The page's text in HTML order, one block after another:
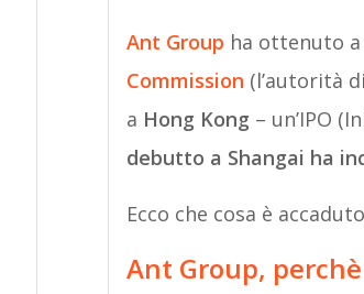
Ant Group ha ottenuto
Commission (l’autorità
a Hong Kong – un’IPO
debutto a Shangai ha
Ecco che cosa è
Ant Group,